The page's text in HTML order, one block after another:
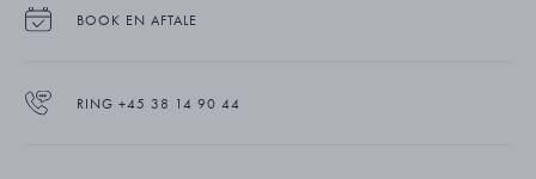
BOOK EN AFTALE
RING +45 38 14 90 44